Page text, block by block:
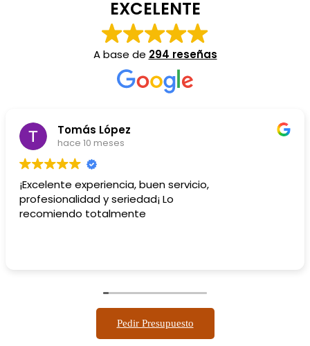
EXCELENTE
A base de 294 reseñas
Susana Caceres Serra
hace 10 meses
Me hicieron una reforma y quedó genial, muy
eficientes y limpios. Totalmente recomendable
Pedir Presupuesto